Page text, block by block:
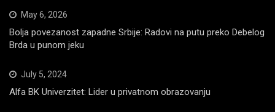
May 6, 2026
Bolja povezanost zapadne Srbije: Radovi na putu preko Debelog
Brda u punom jeku
July 5, 2024
Alfa BK Univerzitet: Lider u privatnom obrazovanju